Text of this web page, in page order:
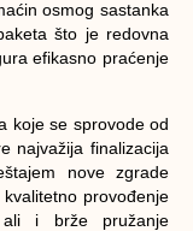
osmog sastanka
što je redovna
efikasno praćenje
koje se sprovode od
najvažija finalizacija
nove zgrade
provođenje
ali i brže pružanje